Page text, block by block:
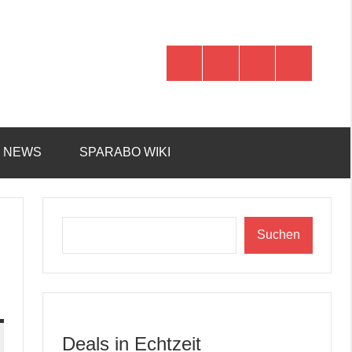
NEWS SPARABO WIKI
Suchen
Deals in Echtzeit